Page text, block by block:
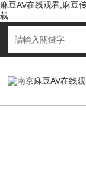
麻豆AV在线观看,麻豆
载